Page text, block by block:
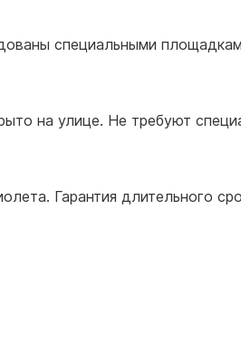
специальными
на улице. Не требуют
Гарантия длительного